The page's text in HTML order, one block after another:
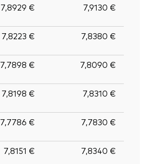
7,8929 € 7,9130 €
7,8223 € 7,8380 €
7,7898 € 7,8090 €
7,8198 € 7,8310 €
7,7786 € 7,7830 €
7,8151 € 7,8340 €